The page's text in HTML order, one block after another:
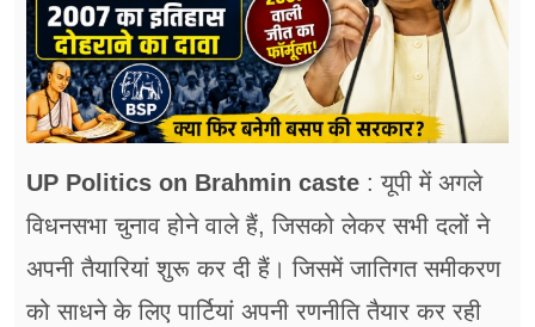
अन्य खबरें
UP Politics on Brahmin caste : यूपी में अगले
विधनसभा चुनाव होने वाले हैं, जिसको लेकर सभी दलों ने
अपनी तैयारियां शुरू कर दी हैं। जिसमें जातिगत समीकरण
को साधने के लिए पार्टियां अपनी रणनीति तैयार कर रही